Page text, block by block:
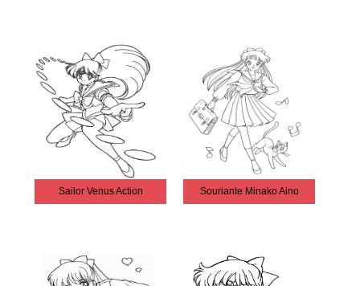
Sailor Venus Action Souriante Minako Aino